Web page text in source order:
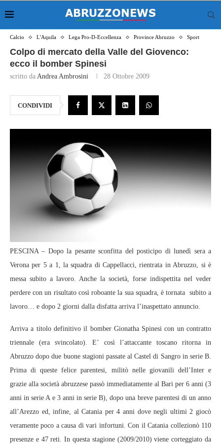
Calcio L'Aquila Lega Pro-D-Eccellenza Province Abruzzo Sport
Colpo di mercato della Valle del Giovenco:
ecco il bomber Spinesi
scritto da Andrea Ambrosini 28 Ottobre 2009
CONDIVIDI
PESCINA – Dopo la pesante sconfitta del posticipo di lunedì sera a
Verona per 5 a 1, la squadra di Cappellacci, rientrata in Abruzzo, si è
messa subito a lavoro. Anche la società, forse indispettita nel veder
perdere con un risultato così roboante la sua squadra, è tornata subito a
lavoro… e dopo 2 giorni dalla disfatta arriva l’inaspettato annuncio.
Arriva a titolo definitivo il bomber Gionatha Spinesi con un contratto
triennale (era svincolato). E’ così l’attaccante toscano ritorna in
Abruzzo dopo due buone stagioni passate al Castel di Sangro in serie B.
Prima di queste felice parentesi, militò nelle giovanili dell’Inter e
grazie alla società abruzzese passò immediatamente al Bari per 6 anni (3
anni in serie A e 3 anni in serie B), dopo una breve parentesi di un anno
all’Arezzo ed, infine, al Catania per 4 anni dove negli ultimi 2 giocò
veramente poco a causa di vari infortuni. Con il Catania collezionò 110
presenze e 47 reti. In questa stagione (2009/2010) viene corteggiato da